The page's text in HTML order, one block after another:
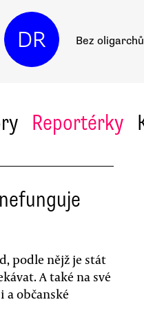
DR Bez
Reportérky
podle nějž je stát
A také na své
a občanské